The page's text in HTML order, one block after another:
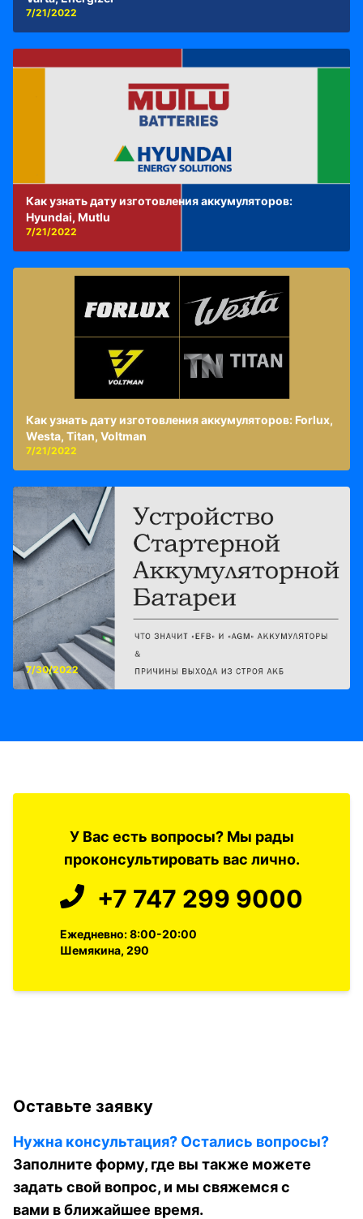
7/21/2022
Как узнать дату изготовления аккумуляторов:
Hyundai, Mutlu
7/21/2022
Как узнать дату изготовления аккумуляторов: Forlux,
Westa, Titan, Voltman
7/21/2022
7/30/2022
У Вас есть вопросы? Мы рады
проконсультировать вас лично.
+7 747 299 9000
Ежедневно: 8:00-20:00
Шемякина, 290
Оставьте заявку
Нужна консультация? Остались вопросы?
Заполните форму, где вы также можете
задать свой вопрос, и мы свяжемся с
вами в ближайшее время.